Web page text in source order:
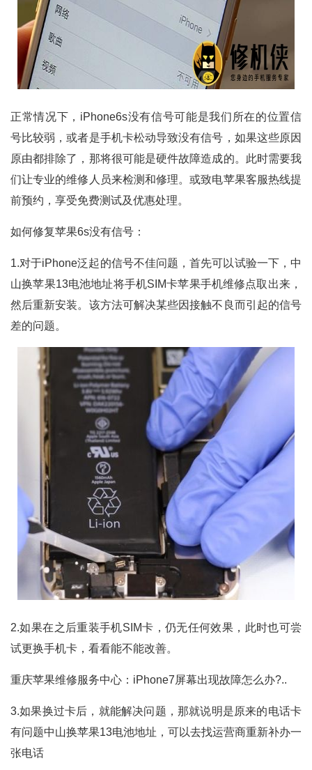
正常情况下，iPhone6s没有信号可能是我们所在的位置信
号比较弱，或者是手机卡松动导致没有信号，如果这些原因
原由都排除了，那将很可能是硬件故障造成的。此时需要我
们让专业的维修人员来检测和修理。或致电苹果客服热线提
前预约，享受免费测试及优惠处理。
如何修复苹果6s没有信号：
1.对于iPhone泛起的信号不佳问题，首先可以试验一下，中
山换苹果13电池地址将手机SIM卡苹果手机维修点取出来，
然后重新安装。该方法可解决某些因接触不良而引起的信号
差的问题。
2.如果在之后重装手机SIM卡，仍无任何效果，此时也可尝
试更换手机卡，看看能不能改善。
重庆苹果维修服务中心：iPhone7屏幕出现故障怎么办?..
3.如果换过卡后，就能解决问题，那就说明是原来的电话卡
有问题中山换苹果13电池地址，可以去找运营商重新补办一
张电话